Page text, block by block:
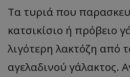
Τα τυριά που
κατσικίσιο ή πρόβειο
λιγότερη λακτόζη από
αγελαδινού γάλακτος.